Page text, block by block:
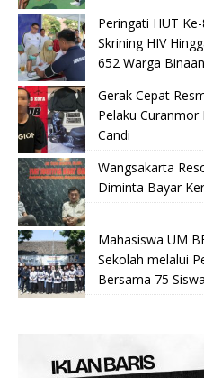
Peringati HUT
Skrining HIV
652 Warga Binaan
Gerak Cepat
Pelaku Curanmor
Candi
Wangsakarta
Diminta Bayar
Mahasiswa UM
Sekolah melalui
Bersama 75